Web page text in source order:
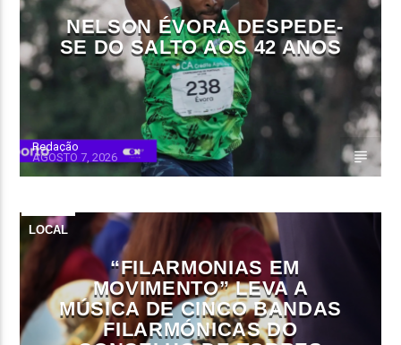
NELSON ÉVORA DESPEDE-
SE DO SALTO AOS 42 ANOS
Redação
AGOSTO 7, 2026
LOCAL
“FILARMONIAS EM
MOVIMENTO” LEVA A
MÚSICA DE CINCO BANDAS
FILARMÓNICAS DO